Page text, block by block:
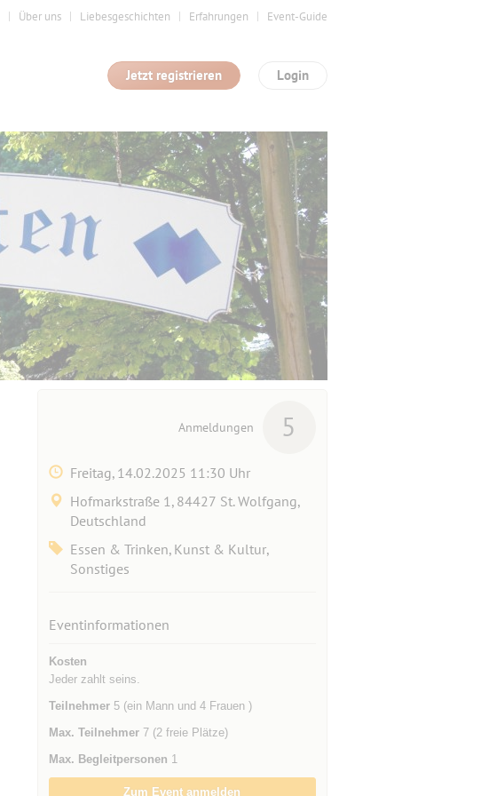
Über uns Liebesgeschichten Erfahrungen Event-Guide
Login
Jetzt registrieren
Anmeldungen 5
Freitag, 14.02.2025 11:30 Uhr
Hofmarkstraße 1, 84427 St. Wolfgang,
Deutschland
Essen & Trinken, Kunst & Kultur,
Sonstiges
Eventinformationen
Kosten
Jeder zahlt seins.
Teilnehmer5 (ein Mann und 4 Frauen )
Max. Teilnehmer7 (2 freie Plätze)
Max. Begleitpersonen 1
Zum Event anmelden